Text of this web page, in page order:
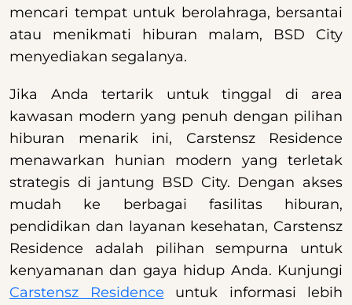
mencari tempat untuk berolahraga, bersantai
atau menikmati hiburan malam, BSD City
menyediakan segalanya.
Jika Anda tertarik untuk tinggal di area
kawasan modern yang penuh dengan pilihan
hiburan menarik ini, Carstensz Residence
menawarkan hunian modern yang terletak
strategis di jantung BSD City. Dengan akses
mudah ke berbagai fasilitas hiburan,
pendidikan dan layanan kesehatan, Carstensz
Residence adalah pilihan sempurna untuk
kenyamanan dan gaya hidup Anda. Kunjungi
Carstensz Residence untuk informasi lebih